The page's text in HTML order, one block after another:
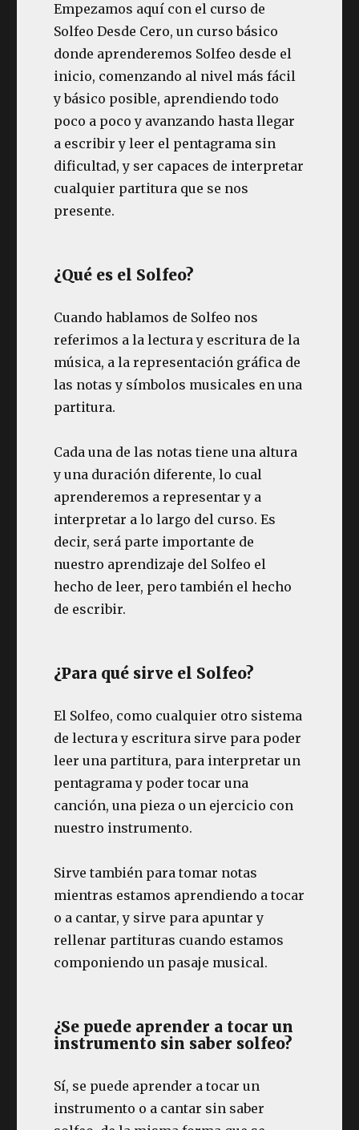
Empezamos aquí con el curso de
Solfeo Desde Cero, un curso básico
donde aprenderemos Solfeo desde el
inicio, comenzando al nivel más fácil
y básico posible, aprendiendo todo
poco a poco y avanzando hasta llegar
a escribir y leer el pentagrama sin
dificultad, y ser capaces de interpretar
cualquier partitura que se nos
presente.
¿Qué es el Solfeo?
Cuando hablamos de Solfeo nos
referimos a la lectura y escritura de la
música, a la representación gráfica de
las notas y símbolos musicales en una
partitura.
Cada una de las notas tiene una altura
y una duración diferente, lo cual
aprenderemos a representar y a
interpretar a lo largo del curso. Es
decir, será parte importante de
nuestro aprendizaje del Solfeo el
hecho de leer, pero también el hecho
de escribir.
¿Para qué sirve el Solfeo?
El Solfeo, como cualquier otro sistema
de lectura y escritura sirve para poder
leer una partitura, para interpretar un
pentagrama y poder tocar una
canción, una pieza o un ejercicio con
nuestro instrumento.
Sirve también para tomar notas
mientras estamos aprendiendo a tocar
o a cantar, y sirve para apuntar y
rellenar partituras cuando estamos
componiendo un pasaje musical.
¿Se puede aprender a tocar un
instrumento sin saber solfeo?
Sí, se puede aprender a tocar un
instrumento o a cantar sin saber